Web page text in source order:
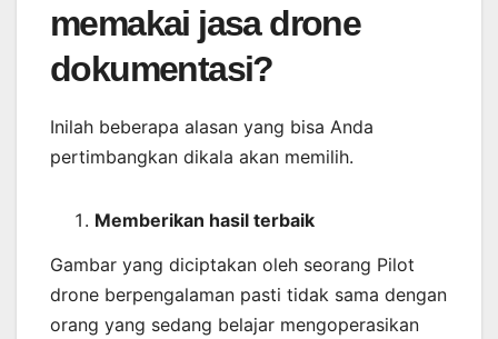
memakai jasa drone
dokumentasi?
Inilah beberapa alasan yang bisa Anda
pertimbangkan dikala akan memilih.
Memberikan hasil terbaik
Gambar yang diciptakan oleh seorang Pilot
drone berpengalaman pasti tidak sama dengan
orang yang sedang belajar mengoperasikan